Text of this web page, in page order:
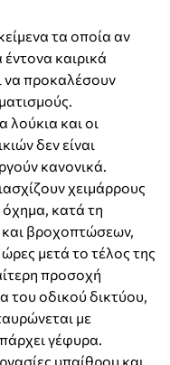
τα οποία αν
καιρικά
να προκαλέσουν
λούκια και οι
δεν είναι
κανονικά.
χειμάρρους
όχημα, κατά τη
και βροχοπτώσεων,
μετά το τέλος της
προσοχή
του οδικού δικτύου,
με
γέφυρα.
υπαίθρου και